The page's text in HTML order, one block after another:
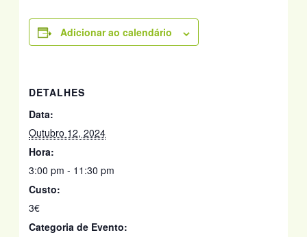
Adicionar ao calendário
DETALHES
Data:
Outubro 12, 2024
Hora:
3:00 pm - 11:30 pm
Custo:
3€
Categoria de Evento: